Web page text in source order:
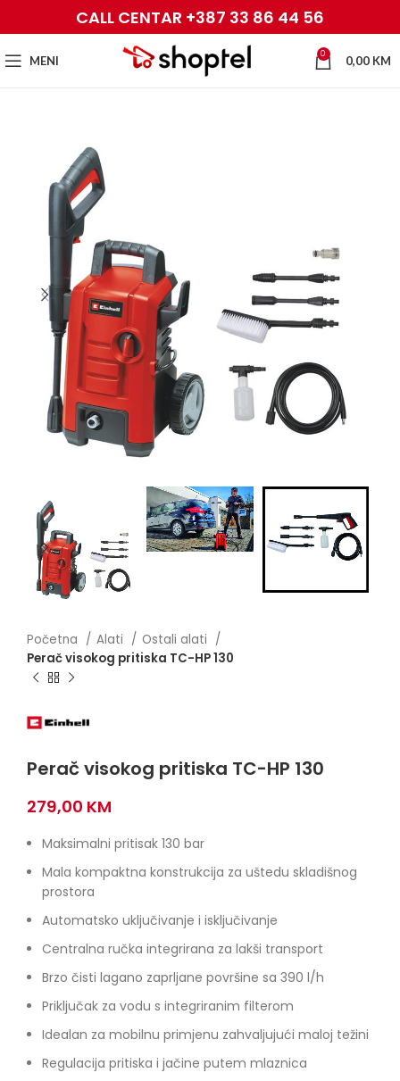
CALL CENTAR +387 33 86 44 56
MENI 0 0,00 KM
Početna Alati
Ostali alati
Perač visokog pritiska TC-HP 130
Perač visokog pritiska TC-HP 130
279,00 KM
Maksimalni pritisak 130 bar
Mala kompaktna konstrukcija za uštedu skladišnog
prostora
Automatsko uključivanje i isključivanje
Centralna ručka integrirana za lakši transport
Brzo čisti lagano zaprljane površine sa 390 l/h
Priključak za vodu s integriranim filterom
Idealan za mobilnu primjenu zahvaljujući maloj težini
Regulacija pritiska i jačine putem mlaznica